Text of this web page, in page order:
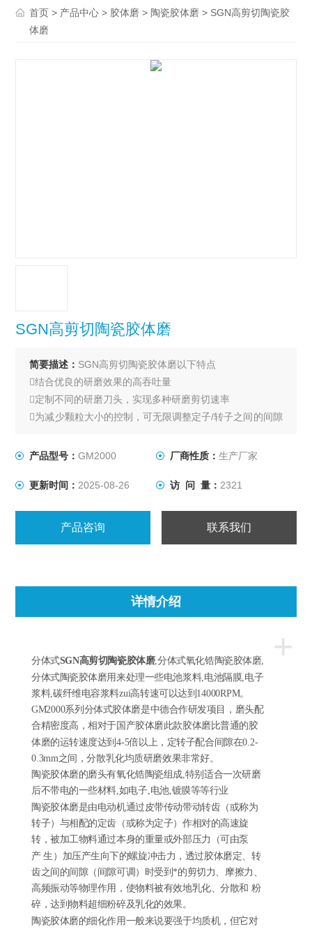
首页 > 产品中心 > 胶体磨 > 陶瓷胶体磨 > SGN高剪切陶瓷胶
体磨
SGN高剪切陶瓷胶体磨
简要描述： SGN高剪切陶瓷胶体磨以下特点
结合优良的研磨效果的高吞吐量
定制不同的研磨刀头，实现多种研磨剪切速率
为减少颗粒大小的控制，可无限调整定子/转子之间的间隙
SKN胶体磨GM与生产系统的密实度作为机器联机设计的
适合于粘度高达50,000 mPas的各种粘度范围的物料
容易扩大规模生产，从实验室机器MK开发到生产
产品型号：GM2000 厂商性质： 生产厂家
更新时间： 2025-08-26 访 问 量： 2321
产品咨询 联系我们
详情介绍
+
分体式SGN 高剪切陶瓷胶体磨,分体式氧化锆陶瓷胶体磨,
分体式陶瓷胶体磨用来处理一些电池浆料,电池隔膜,电子
浆料,碳纤维电容浆料zui高转速可以达到14000RPM。
GM2000系列分体式胶体磨是中德合作研发项目，磨头配
合精密度高，相对于国产胶体磨此款胶体磨比普通的胶
体磨的运转速度达到4-5倍以上，定转子配合间隙在0.2-
0.3mm之间，分散乳化均质研磨效果非常好。
陶瓷胶体磨的磨头有氧化锆陶瓷组成,特别适合一次研磨
后不带电的一些材料,如电子,电池,镀膜等等行业
陶瓷胶体磨是由电动机通过皮带传动带动转齿（或称为
转子）与相配的定齿（或称为定子）作相对的高速旋
转，被加工物料通过本身的重量或外部压力（可由泵
产 生）加压产生向下的螺旋冲击力，透过胶体磨定、转
齿之间的间隙（间隙可调）时受到*的剪切力、摩擦力、
高频振动等物理作用，使物料被有效地乳化、分散和 粉
碎，达到物料超细粉碎及乳化的效果。
陶瓷胶体磨的细化作用一般来说要强于均质机，但它对